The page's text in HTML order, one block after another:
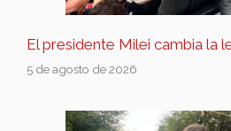
El presidente Milei cambia la
5 de agosto de 2026